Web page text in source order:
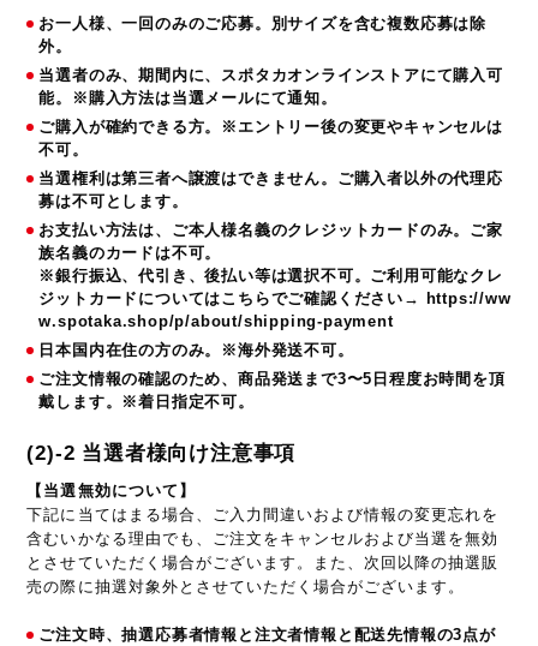
お一人様、一回のみのご応募。別サイズを含む複数応募は除
外。
当選者のみ、期間内に、スポタカオンラインストアにて購入可
能。※購入方法は当選メールにて通知。
ご購入が確約できる方。※エントリー後の変更やキャンセルは
不可。
当選権利は第三者へ譲渡はできません。ご購入者以外の代理応
募は不可とします。
お支払い方法は、ご本人様名義のクレジットカードのみ。ご家
族名義のカードは不可。
※銀行振込、代引き、後払い等は選択不可。 ご利用可能なクレ
ジットカードについてはこちらでご確認ください→
https://ww
w.spotaka.shop/p/about/shipping-payment
日本国内在住の方のみ。※海外発送不可。
ご注文情報の確認のため、商品発送まで3〜5日程度お時間を頂
戴します。※着日指定不可。
(2)-2 当選者様向け注意事項
【当選無効について】
下記に当てはまる場合、ご入力間違いおよび情報の変更忘れを
含むいかなる理由でも、ご注文をキャンセルおよび当選を無効
とさせていただく場合がございます。また、次回以降の抽選販
売の際に抽選対象外とさせていただく場合がございます。
ご注文時、抽選応募者情報と注文者情報と配送先情報の3点が